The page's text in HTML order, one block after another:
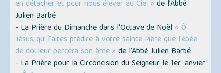
en détacher et pour nous élever au Ciel » de l’Abbé
Julien Barbé
- La Prière du Dimanche dans l'Octave de Noël « Ô
Jésus, qui faites prédire à votre sainte Mère que l'épée
de douleur percera son âme » de l’Abbé Julien Barbé
- La Prière pour la Circoncision du Seigneur le 1er janvier